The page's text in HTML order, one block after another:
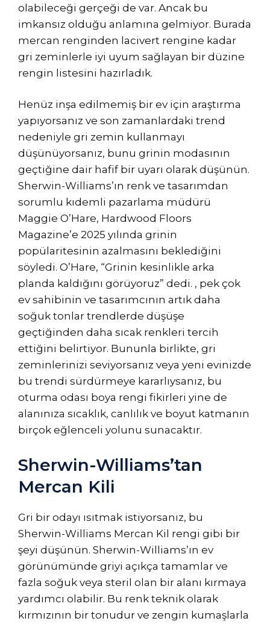
olabileceği gerçeği de var. Ancak bu
imkansız olduğu anlamına gelmiyor. Burada
mercan renginden lacivert rengine kadar
gri zeminlerle iyi uyum sağlayan bir düzine
rengin listesini hazırladık.
Henüz inşa edilmemiş bir ev için araştırma
yapıyorsanız ve son zamanlardaki trend
nedeniyle gri zemin kullanmayı
düşünüyorsanız, bunu grinin modasının
geçtiğine dair hafif bir uyarı olarak düşünün.
Sherwin-Williams’ın renk ve tasarımdan
sorumlu kıdemli pazarlama müdürü
Maggie O’Hare, Hardwood Floors
Magazine’e 2025 yılında grinin
popülaritesinin azalmasını beklediğini
söyledi. O’Hare, “Grinin kesinlikle arka
planda kaldığını görüyoruz” dedi. , pek çok
ev sahibinin ve tasarımcının artık daha
soğuk tonlar trendlerde düşüşe
geçtiğinden daha sıcak renkleri tercih
ettiğini belirtiyor. Bununla birlikte, gri
zeminlerinizi seviyorsanız veya yeni evinizde
bu trendi sürdürmeye kararlıysanız, bu
oturma odası boya rengi fikirleri yine de
alanınıza sıcaklık, canlılık ve boyut katmanın
birçok eğlenceli yolunu sunacaktır.
Sherwin-Williams’tan
Mercan Kili
Gri bir odayı ısıtmak istiyorsanız, bu
Sherwin-Williams Mercan Kil rengi gibi bir
şeyi düşünün. Sherwin-Williams’ın ev
görünümünde griyi açıkça tamamlar ve
fazla soğuk veya steril olan bir alanı kırmaya
yardımcı olabilir. Bu renk teknik olarak
kırmızının bir tonudur ve zengin kumaşlarla